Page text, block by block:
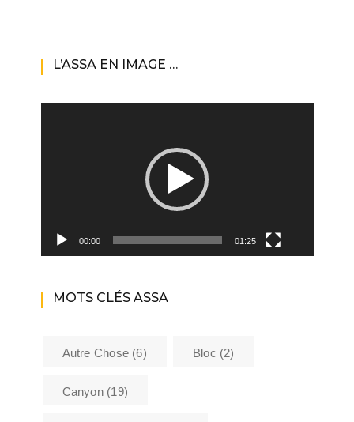
L’ASSA EN IMAGE …
00:00 01:25
MOTS CLÉS ASSA
Autre Chose(6) Bloc (2)
Canyon(19)